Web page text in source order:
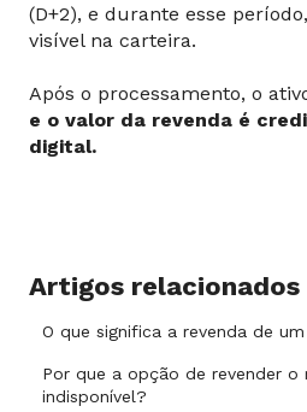
(D+2), e durante esse
visível na carteira.
Após o processamento, o
e o valor da revenda é
digital.
Artigos relacionados
O que significa a revenda de
Por que a opção de revender o
indisponível?